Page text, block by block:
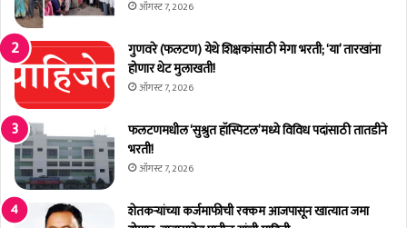
वा
;
सा
र्व
ज
नि
क
बां
ध
का
म
मं
त
ते
त
सा
ज
री
क
रा
वी
'
;
जि
ऑगस्ट 7, 2026
गुणवरे (फलटण) येथे शिक्षकांसाठी मेगा भरती; ‘या’ तारखांना
होणार थेट मुलाखती!
ऑगस्ट 7, 2026
फलटणमधील ‘सुश्रुत हॉस्पिटल’मध्ये विविध पदांसाठी तातडीने
भरती!
ऑगस्ट 7, 2026
शेतकर्‍यांच्या कर्जमाफीची रक्कम आजपासून खात्यात जमा